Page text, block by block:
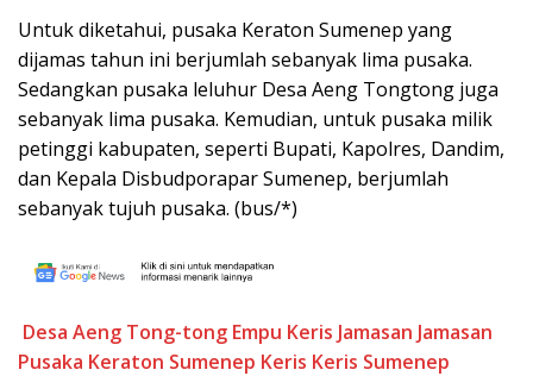
Untuk diketahui, pusaka Keraton Sumenep yang
dijamas tahun ini berjumlah sebanyak lima pusaka.
Sedangkan pusaka leluhur Desa Aeng Tongtong juga
sebanyak lima pusaka. Kemudian, untuk pusaka milik
petinggi kabupaten, seperti Bupati, Kapolres, Dandim,
dan Kepala Disbudporapar Sumenep, berjumlah
sebanyak tujuh pusaka. (bus/*)
Desa Aeng Tong-tong Empu Keris Jamasan Jamasan
Pusaka Keraton Sumenep Keris Keris Sumenep